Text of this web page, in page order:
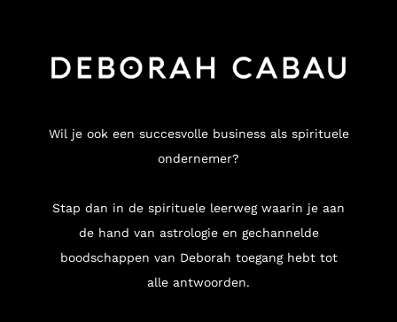
Wil je ook een succesvolle business als spirituele
ondernemer?
Stap dan in de spirituele leerweg waarin je aan
de hand van astrologie en gechannelde
boodschappen van Deborah toegang hebt tot
alle antwoorden.